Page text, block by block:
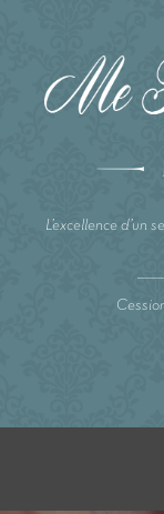
L’excellence d’un